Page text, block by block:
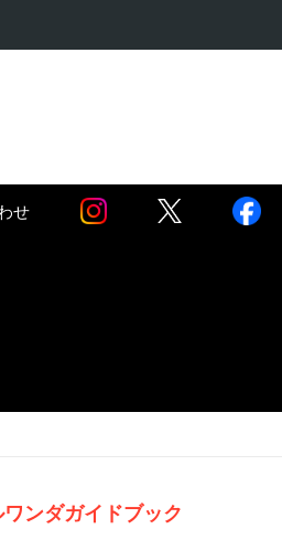
せ
ンダガイドブック